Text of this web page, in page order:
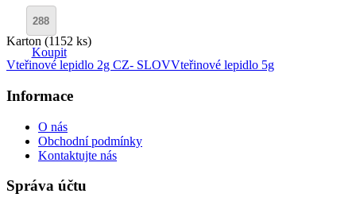
Karton (1152 ks)
Koupit
Vteřinové lepidlo 2g CZ- SLOVVteřinové lepidlo 5g
Informace
O nás
Obchodní podmínky
Kontaktujte nás
Správa účtu